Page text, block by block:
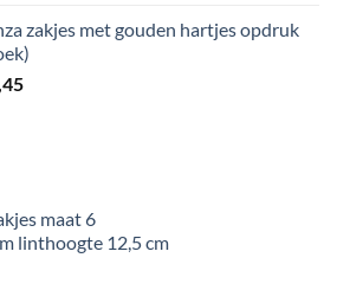
is:
€ 0,45.
zakjes met gouden hartjes opdruk
Huidige
maat 6
linthoogte 12,5 cm